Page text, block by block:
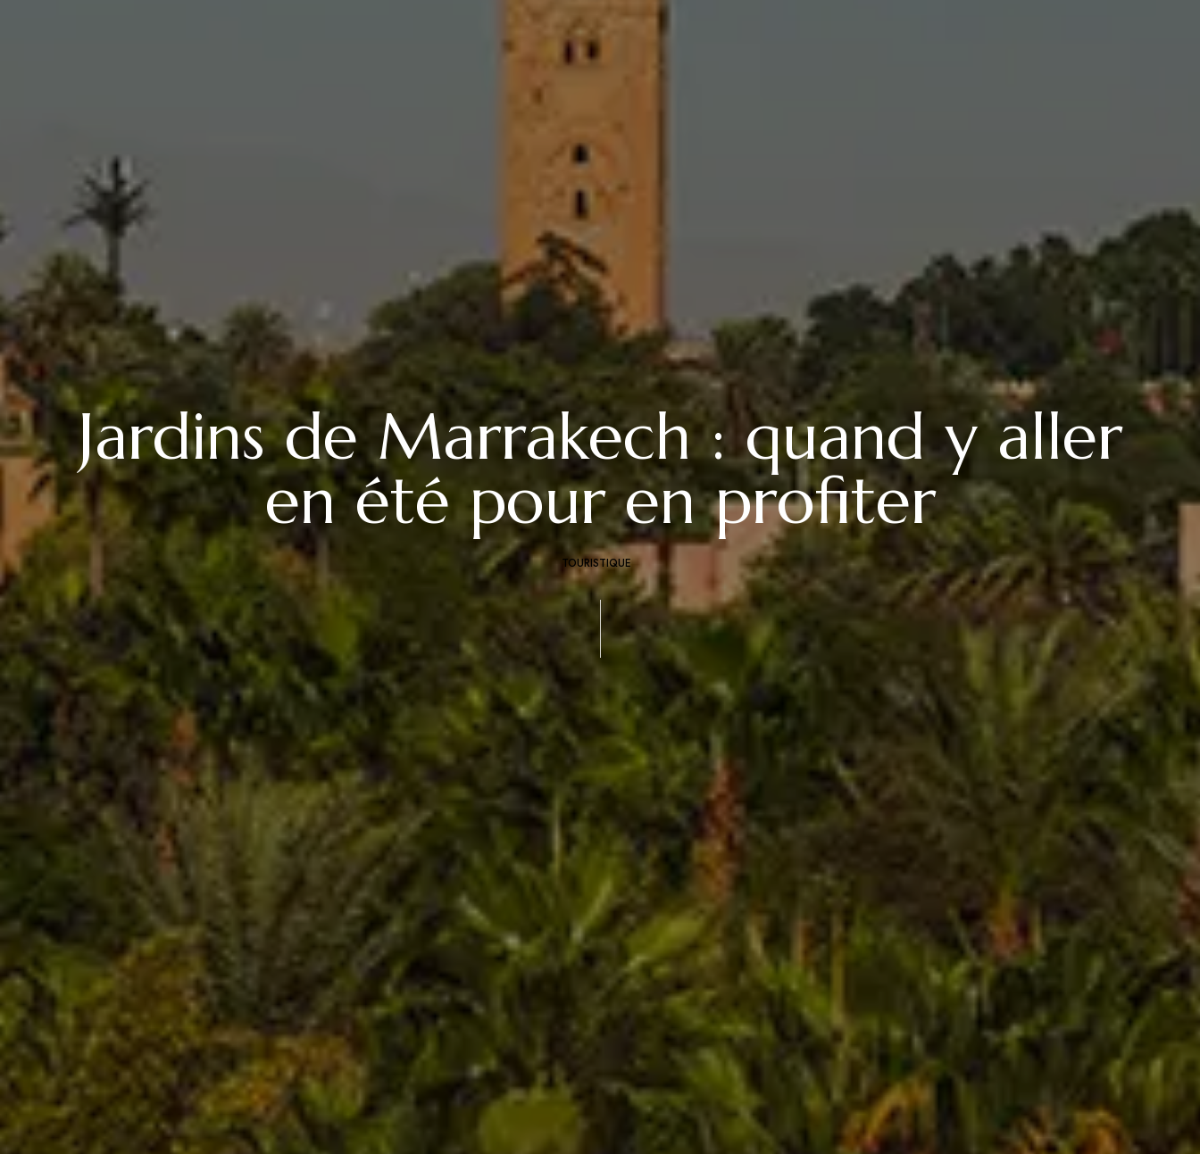
Jardins de Marrakech : quand y aller
en été pour en profiter
TOURISTIQUE